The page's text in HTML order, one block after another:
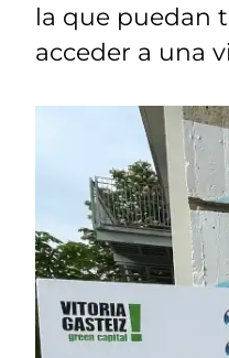
la que puedan
acceder a una